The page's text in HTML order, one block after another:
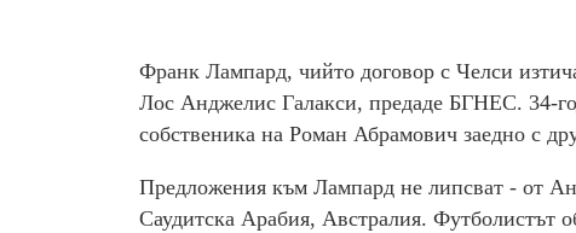
Франк Лампард, чийто договор с Челси
Лос Анджелис Галакси, предаде БГНЕС. 34-
собственика на Роман Абрамович заедно с
Предложения към Лампард не липсват - от
Саудитска Арабия, Австралия. Футболистът